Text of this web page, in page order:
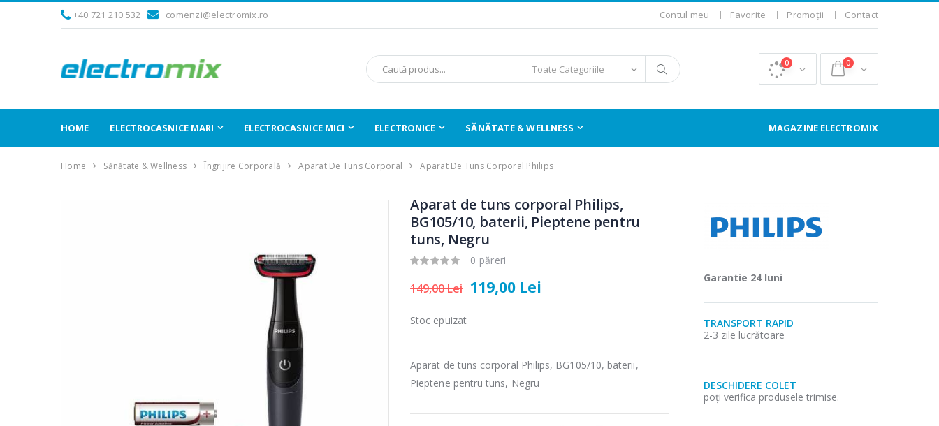
+40 721 210 532 comenzi@electromix.ro Contul meu Favorite Promoții Contact
0 0
HOME ELECTROCASNICE MARI ELECTROCASNICE MICI ELECTRONICE SĂNĂTATE & WELLNESS MAGAZINE ELECTROMIX
Home Sănătate & Wellness Îngrijire Corporală Aparat De Tuns Corporal Aparat De Tuns Corporal Philips
Aparat de tuns corporal Philips,
BG105/10, baterii, Pieptene pentru
tuns, Negru
0 păreri
149,00 Lei 119,00 Lei
Stoc epuizat
Aparat de tuns corporal Philips, BG105/10, baterii,
Pieptene pentru tuns, Negru
Garantie 24 luni
TRANSPORT RAPID
2-3 zile lucrătoare
DESCHIDERE COLET
poți verifica produsele trimise.